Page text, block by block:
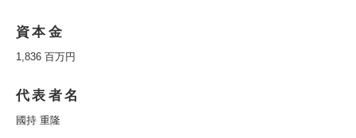
資本金
1,836 百万円
代表者名
國持 重隆